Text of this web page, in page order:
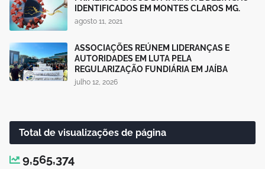
IDENTIFICADOS EM MONTES CLAROS MG.
agosto 11, 2021
ASSOCIAÇÕES REÚNEM LIDERANÇAS E
AUTORIDADES EM LUTA PELA
REGULARIZAÇÃO FUNDIÁRIA EM JAÍBA
julho 12, 2026
Total de visualizações de página
9,565,374